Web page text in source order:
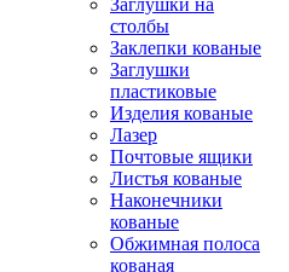
Заглушки на
столбы
Заклепки кованые
Заглушки
пластиковые
Изделия кованые
Лазер
Почтовые ящики
Листья кованые
Наконечники
кованые
Обжимная полоса
кованая